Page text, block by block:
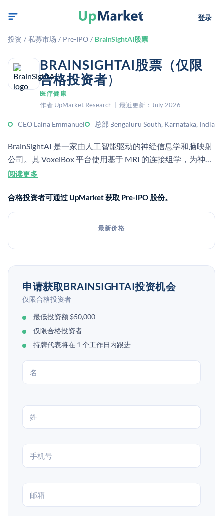
登录
投资 / 私募市场 / Pre-IPO / BrainSightAI股票
BRAINSIGHTAI股票（仅限
合格投资者）
医疗健康
作者 UpMarket Research | 最近更新：July 2026
CEO Laina Emmanuel 总部 Bengaluru South, Karnataka, India
BrainSightAI 是一家由人工智能驱动的神经信息学和脑映射
公司。其 VoxelBox 平台使用基于 MRI 的连接组学，为神经
外科医生、精神科医生和神经科医生创建个性化脑图。
阅读更多
合格投资者可通过 UpMarket 获取 Pre-IPO 股份。
最新价格
申请获取BRAINSIGHTAI投资机会
仅限合格投资者
最低投资额 $50,000
仅限合格投资者
持牌代表将在 1 个工作日内跟进